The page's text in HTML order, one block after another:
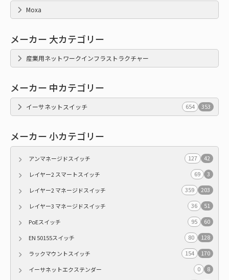
Moxa
メーカー 大カテゴリー
産業用ネットワークインフラストラクチャー
メーカー 中カテゴリー
イーサネットスイッチ 654 353
メーカー 小カテゴリー
アンマネージドスイッチ 127
42
レイヤー2 スマートスイッチ
69
3
レイヤー2 マネージドスイッチ
359
203
レイヤー3 マネージドスイッチ
36
51
PoEスイッチ
95
60
EN 50155スイッチ
80
128
ラックマウントスイッチ
154
170
イーサネットエクステンダー
0
8